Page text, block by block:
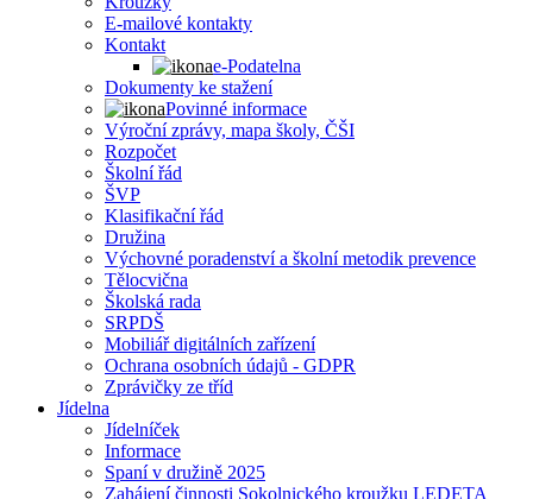
E-mailové kontakty
Kontakt
e-Podatelna
Dokumenty ke stažení
Povinné informace
Výroční zprávy, mapa školy, ČŠI
Rozpočet
Školní řád
ŠVP
Klasifikační řád
Družina
Výchovné poradenství a školní metodik prevence
Tělocvična
Školská rada
SRPDŠ
Mobiliář digitálních zařízení
Ochrana osobních údajů - GDPR
Zprávičky ze tříd
Jídelna
Jídelníček
Informace
Spaní v družině 2025
Zahájení činnosti Sokolnického kroužku LEDETA